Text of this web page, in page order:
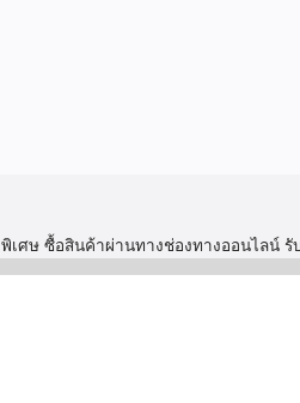
พิเศษ ซื้อสินค้าผ่านทางช่องทางออนไลน์ รั